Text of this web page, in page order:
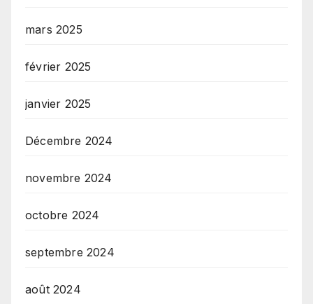
mars 2025
février 2025
janvier 2025
Décembre 2024
novembre 2024
octobre 2024
septembre 2024
août 2024